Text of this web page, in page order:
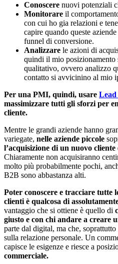
Conoscere nuovi potenziali
Monitorare il
con cui ho gia relazioni e
capire quando queste
funnel di conversione.
Analizzare le azioni di
quindi il mio posizionamento
qualitativo, ovvero analizzo
contatto si avvicinino al mio
Per una PMI, quindi, usare Lead
massimizzare tutti gli sforzi per
cliente.
Mentre le grandi aziende hanno
variegate, nelle aziende piccole
l’acquisizione di un nuovo
Chiaramente non acquisiranno
molto più probabilmente pochi,
B2B sono abbastanza alti.
Poter conoscere e tracciare tutte
clienti è qualcosa di
vantaggio che si ottiene è quello di
giusto e con chi andare a creare
parte dal digital, ma che,
sulla relazione personale. Un
capisce le esigenze e riesce a
commerciale.